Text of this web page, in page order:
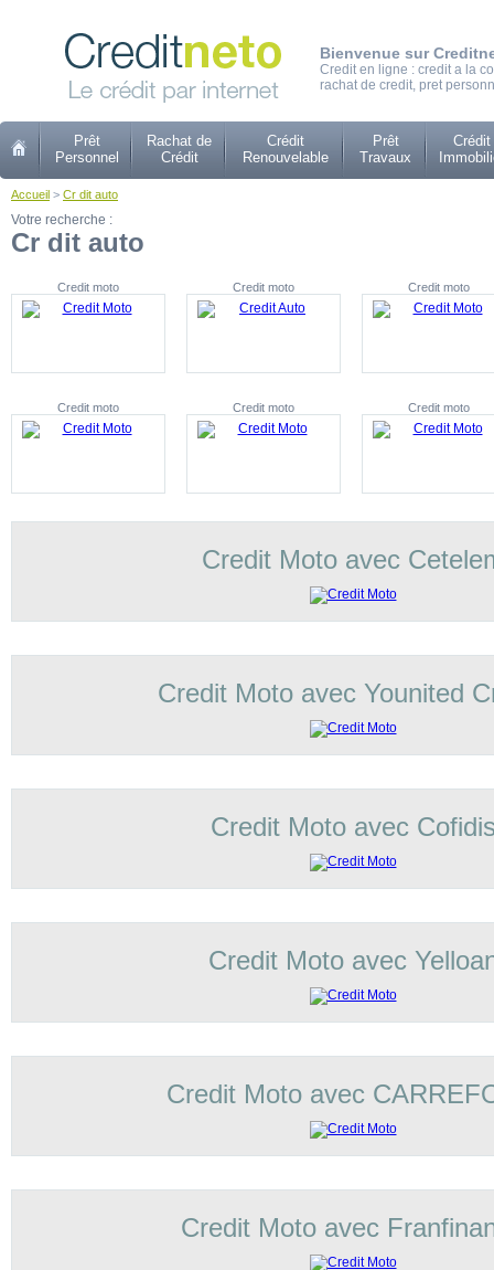
Bienvenue sur
Credit en ligne : credit a la
rachat de credit, pret
Prêt
Personnel
Rachat de
Crédit
Crédit
Renouvelable
Prêt
Travaux
Crédit
Accueil > Cr dit auto
Votre recherche :
Cr dit auto
Credit moto Credit moto Credit moto
Credit moto Credit moto Credit moto
Credit Moto avec
Credit Moto avec Younited
Credit Moto avec
Credit Moto avec
Credit Moto avec
Credit Moto avec